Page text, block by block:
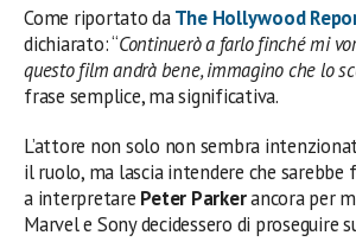
Come riportato daThe Hollywood
dichiarato: “Continuerò a farlo finché mi
questo film andrà bene, immagino che lo
frase semplice, ma significativa.
L’attore non solo non sembra
il ruolo, ma lascia intendere che sarebbe
a interpretare Peter Parkerancora per
Marvel e Sony decidessero di proseguire